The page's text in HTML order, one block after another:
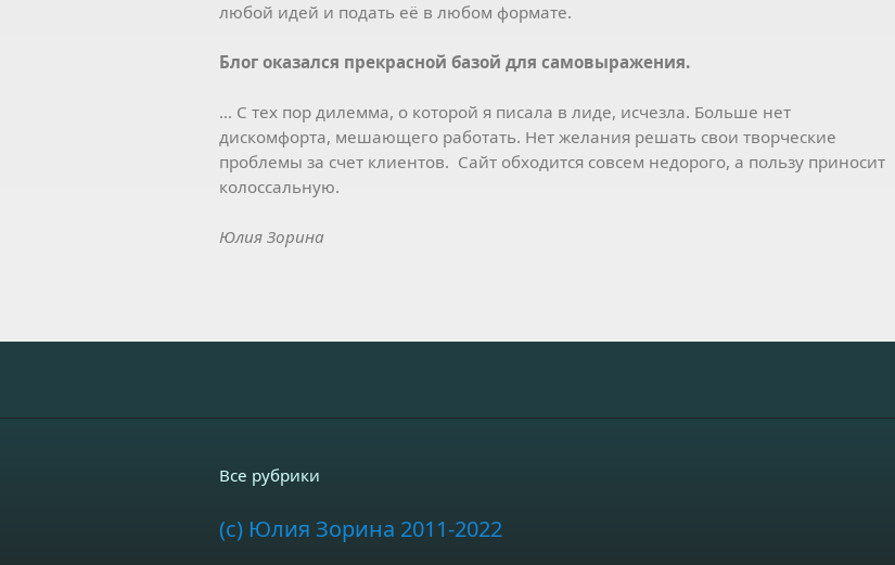
любой идей и подать её в любом формате.
Блог оказался прекрасной базой для самовыражения.
… С тех пор дилемма, о которой я писала в лиде, исчезла. Больше нет
дискомфорта, мешающего работать. Нет желания решать свои творческие
проблемы за счет клиентов. Сайт обходится совсем недорого, а пользу приносит
колоссальную.
Юлия Зорина
Все рубрики
(c) Юлия Зорина 2011-2022